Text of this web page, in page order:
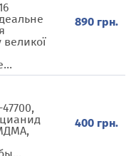
890 грн.
400 грн.